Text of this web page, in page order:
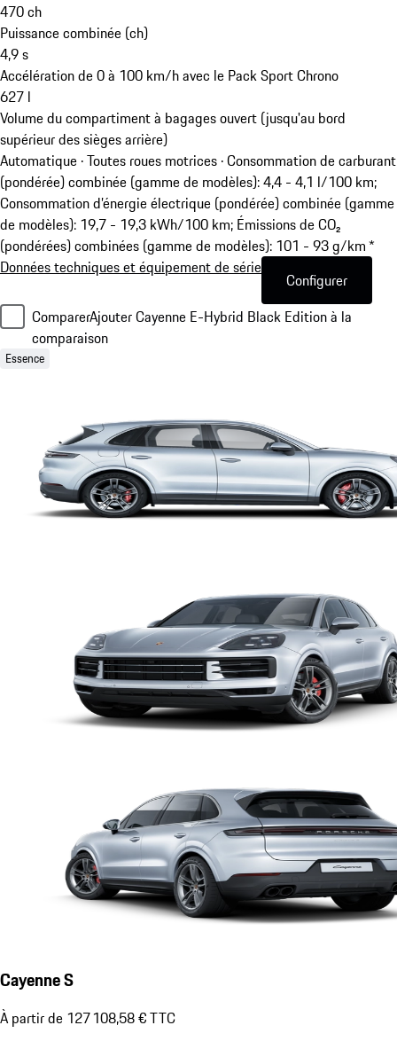
470ch
Puissance combinée (ch)
4,9s
Accélération de 0 à 100 km/h avec le Pack Sport Chrono
627 l
Volume du compartiment à bagages ouvert (jusqu'au bord
supérieur des sièges arrière)
Automatique · Toutes roues motrices ·Consommation de carburant
(pondérée) combinée (gamme de modèles): 4,4 - 4,1 l/100 km;
Consommation d’énergie électrique (pondérée) combinée (gamme
de modèles): 19,7 - 19,3 kWh/100 km; Émissions de CO₂
(pondérées) combinées (gamme de modèles): 101 - 93 g/km *
Données techniques et équipement de série
Configurer
ComparerAjouter Cayenne E-Hybrid Black Edition à la
comparaison
Essence
Cayenne S
À partir de 127 108,58 € TTC